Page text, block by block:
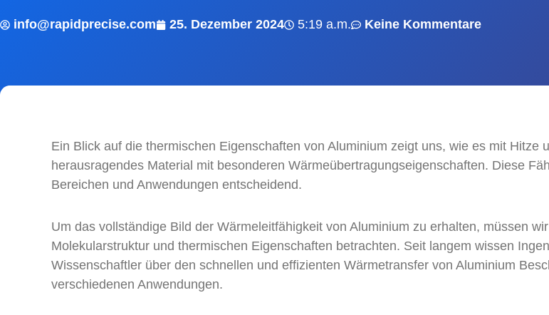
info@rapidprecise.com 25. Dezember 2024 5:19 a.m. Keine Kommentare
Ein Blick auf die thermischen Eigenschaften von Aluminium zeigt uns, wie es mit Hitze
herausragendes Material mit besonderen Wärmeübertragungseigenschaften. Diese
Bereichen und Anwendungen entscheidend.
Um das vollständige Bild der Wärmeleitfähigkeit von Aluminium zu erhalten, müssen
Molekularstruktur und thermischen Eigenschaften betrachten. Seit langem wissen
Wissenschaftler über den schnellen und effizienten Wärmetransfer von Aluminium
verschiedenen Anwendungen.